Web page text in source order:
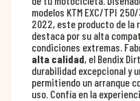
modelos KTM EXC/TPI
2022, este producto de la
destaca por su alta
condiciones extremas.
alta calidad, el Bendix
durabilidad excepcional y
permitiendo un arranque
uso. Confía en la